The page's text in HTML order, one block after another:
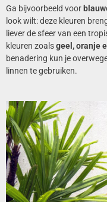
Ga bijvoorbeeld voor
look wilt: deze kleuren
liever de sfeer van een
kleuren zoalsgeel, oranje
benadering kun je
linnen te gebruiken.